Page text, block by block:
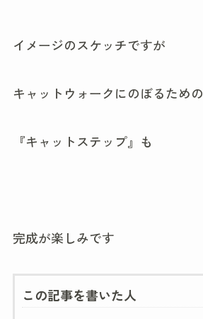
イメージのスケッチですが
キャットウォークにのぼるための
『キャットステップ』も
完成が楽しみです
この記事を書いた人